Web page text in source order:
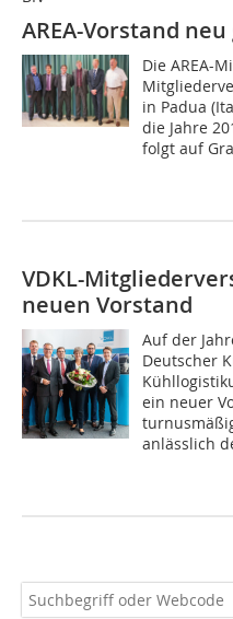
AREA-Vorstand
Die AREA-
in Padua
die Jahre
folgt auf
VDKL-
neuen Vorstand
Auf der
Deutscher
ein neuer
anlässlich